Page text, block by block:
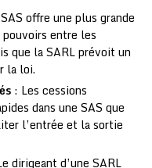
offre une plus grande
entre les
que la SARL prévoit un
la loi.
: Les cessions
dans une SAS que
l’entrée et la sortie
dirigeant d’une SARL